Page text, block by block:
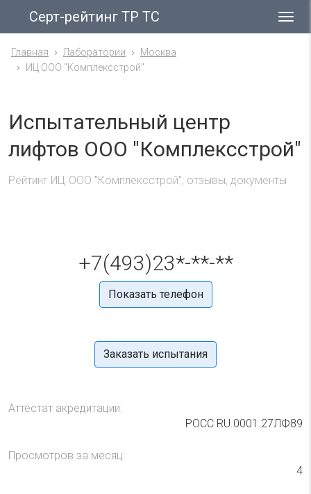
Серт-рейтинг ТР ТС
Главная Лаборатории
Москва
ИЦ ООО "Комплексстрой"
Испытательный центр
лифтов ООО "Комплексстрой"
Рейтинг ИЦ ООО "Комплексстрой", отзывы, документы
+7(493)23*-**-**
Показать телефон
Заказать испытания
Аттестат акредитации:
РОСС RU.0001.27ЛФ89
Просмотров за месяц:
4